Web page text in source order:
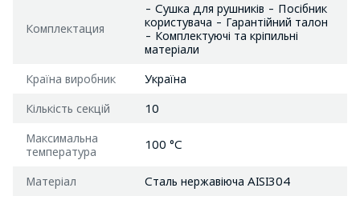
Комплектация
- Сушка для рушників - Посібник
користувача - Гарантійний талон
- Комплектуючі та кріпильні
матеріали
Країна виробник Україна
Кількість секцій 10
Максимальна
температура
100 °C
Матеріал Сталь нержавіюча AISI304